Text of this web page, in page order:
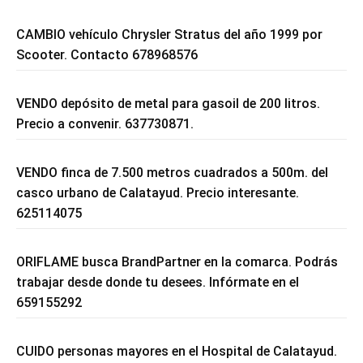
CAMBIO vehículo Chrysler Stratus del año 1999 por
Scooter. Contacto 678968576
VENDO depósito de metal para gasoil de 200 litros.
Precio a convenir. 637730871.
VENDO finca de 7.500 metros cuadrados a 500m. del
casco urbano de Calatayud. Precio interesante.
625114075
ORIFLAME busca BrandPartner en la comarca. Podrás
trabajar desde donde tu desees. Infórmate en el
659155292
CUIDO personas mayores en el Hospital de Calatayud.